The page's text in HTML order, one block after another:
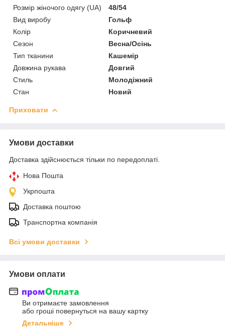
Розмір жіночого одягу (UA)
48/54
Вид виробу
Гольф
Колір
Коричневий
Сезон
Весна/Осінь
Тип тканини
Кашемір
Довжина рукава
Довгий
Стиль
Молодіжний
Стан
Новий
Приховати
Умови доставки
Доставка здійснюється тільки по передоплаті.
Нова Пошта
Укрпошта
Доставка поштою
Транспортна компанія
Всі умови доставки
Умови оплати
Ви отримаєте замовлення
або гроші повернуться на вашу картку
Детальніше